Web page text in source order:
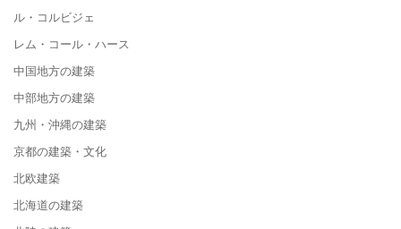
ル・コルビジェ
レム・コール・ハース
中国地方の建築
中部地方の建築
九州・沖縄の建築
京都の建築・文化
北欧建築
北海道の建築